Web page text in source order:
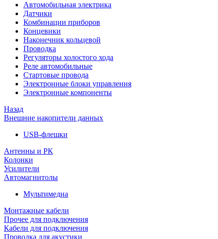
Автомобильная электрика
Датчики
Комбинации приборов
Концевики
Наконечник кольцевой
Проводка
Регуляторы холостого хода
Реле автомобильные
Стартовые провода
Электронные блоки управления
Электронные компоненты
Назад
Внешние накопители данных
USB-флешки
Антенны и РК
Колонки
Усилители
Автомагнитолы
Мультимедиа
Монтажные кабели
Прочее для подключения
Кабели для подключения
Проводка для акустики